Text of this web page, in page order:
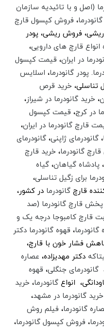
(اصل و با تائیدیه سازمان
، فروش کپسول قارچ
فروش ریشی، پودر
قارچ های دارویی،
در ایران، قیمت کپسول
.پودر گانودرما، اسلایس
تناسلی، خرید قرص
، خرید گانودرما در شیراز،
در کرج، قیمت کپسول
قارچ گانودرما در ایران،
، گانودرمای ژاپنی، گانودرمای
گانودرما،‌ خرید قارچ
،‌ پادشاه گیاهان، گیاه
برای زگیل تناسلی،
قارچ گانودرما در کشور،‌
پخش قارچ گانودرما (صد
قارچ کامبوجا درجه یک و
،‌ قهوه گانودرما دکتر
فشار خون با قارچ،‌
دکتر مهدیزاده، عصاره
گانودرمای جنگلی، قهوه
انواع گانودرما، خرید
خرید گانودرما در مشهد،
گانودرما،فیلم روش
، فروش کپسول گانودرما،